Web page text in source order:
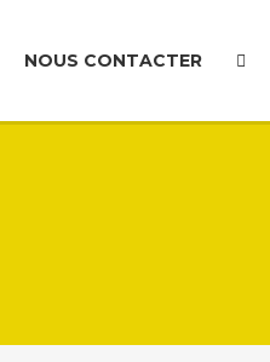
NOUS CONTACTER